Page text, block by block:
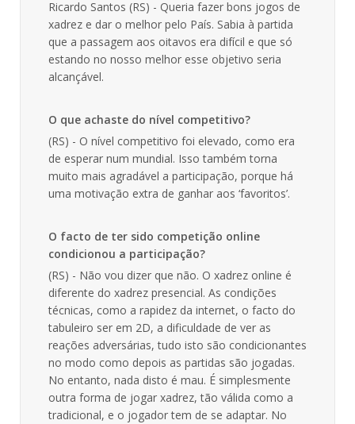
Ricardo Santos (RS) - Queria fazer bons jogos de
xadrez e dar o melhor pelo País. Sabia à partida
que a passagem aos oitavos era difícil e que só
estando no nosso melhor esse objetivo seria
alcançável.
O que achaste do nível competitivo?
(RS) - O nível competitivo foi elevado, como era
de esperar num mundial. Isso também torna
muito mais agradável a participação, porque há
uma motivação extra de ganhar aos ‘favoritos’.
O facto de ter sido competição online
condicionou a participação?
(RS) - Não vou dizer que não. O xadrez online é
diferente do xadrez presencial. As condições
técnicas, como a rapidez da internet, o facto do
tabuleiro ser em 2D, a dificuldade de ver as
reações adversárias, tudo isto são condicionantes
no modo como depois as partidas são jogadas.
No entanto, nada disto é mau. É simplesmente
outra forma de jogar xadrez, tão válida como a
tradicional, e o jogador tem de se adaptar. No